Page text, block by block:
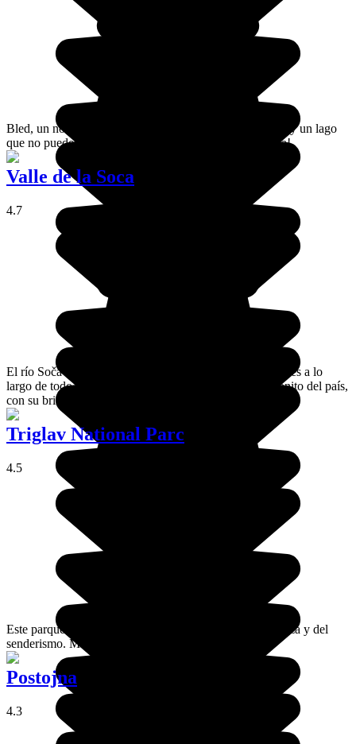
Bled, un nombre muy interesante... Un pueblo, un islote y un lago
que no puedes perderte ¡si vienes de viaje por Eslovenia!
Valle de la Soca
4.7
El río Soča desvela paisajes absolutamente desconcertantes a lo
largo de todo el valle. Se trata del curso de agua más bonito del país,
con su brillante y característico color esmeralda.
Triglav National Parc
4.5
Este parque nacional gustará a los amantes de la naturaleza y del
senderismo. Montañas y aguas límpidas.
Postojna
4.3